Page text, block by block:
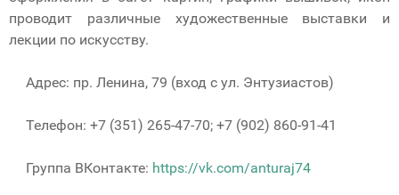
проводит различные художественные выставки и
лекции по искусству.
Адрес: пр. Ленина, 79 (вход с ул. Энтузиастов)
Телефон: +7 (351) 265-47-70; +7 (902) 860-91-41
Группа ВКонтакте: https://vk.com/anturaj74